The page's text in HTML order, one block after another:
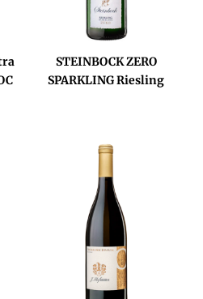
STEINBOCK ZERO
SPARKLING Riesling